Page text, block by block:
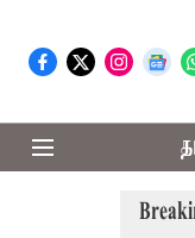
தடுமாற்றமா?